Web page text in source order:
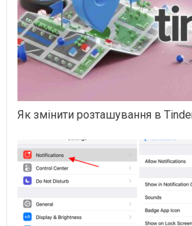
Як змінити розташування в